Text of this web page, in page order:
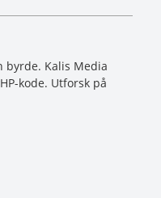
byrde. Kalis Media
kode. Utforsk på